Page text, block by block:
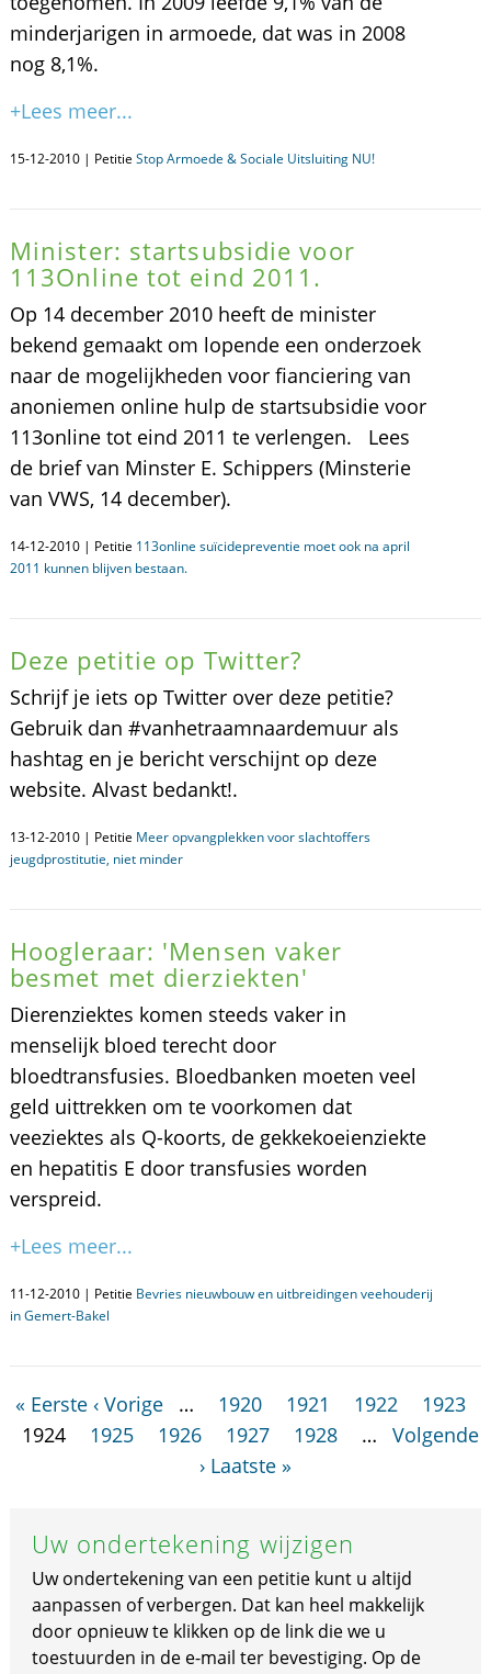
minderjarigen in armoede, dat was in 2008
nog 8,1%.
+Lees meer...
15-12-2010 | Petitie Stop Armoede & Sociale Uitsluiting NU!
Minister: startsubsidie voor
113Online tot eind 2011.
Op 14 december 2010 heeft de minister
bekend gemaakt om lopende een onderzoek
naar de mogelijkheden voor fianciering van
anoniemen online hulp de startsubsidie voor
113online tot eind 2011 te verlengen. Lees
de brief van Minster E. Schippers (Minsterie
van VWS, 14 december).
14-12-2010 | Petitie 113online suïcidepreventie moet ook na april
2011 kunnen blijven bestaan.
Deze petitie op Twitter?
Schrijf je iets op Twitter over deze petitie?
Gebruik dan #vanhetraamnaardemuur als
hashtag en je bericht verschijnt op deze
website. Alvast bedankt!.
13-12-2010 | Petitie Meer opvangplekken voor slachtoffers
jeugdprostitutie, niet minder
Hoogleraar: 'Mensen vaker
besmet met dierziekten'
Dierenziektes komen steeds vaker in
menselijk bloed terecht door
bloedtransfusies. Bloedbanken moeten veel
geld uittrekken om te voorkomen dat
veeziektes als Q-koorts, de gekkekoeienziekte
en hepatitis E door transfusies worden
verspreid.
+Lees meer...
11-12-2010 | Petitie Bevries nieuwbouw en uitbreidingen veehouderij
in Gemert-Bakel
« Eerste ‹ Vorige … 1920 1921 1922
1923
1924
1925 1926 1927 1928 …
Volgende
› Laatste »
Uw ondertekening wijzigen
Uw ondertekening van een petitie kunt u altijd
aanpassen of verbergen. Dat kan heel makkelijk
door opnieuw te klikken op de link die we u
toestuurden in de e-mail ter bevestiging. Op de